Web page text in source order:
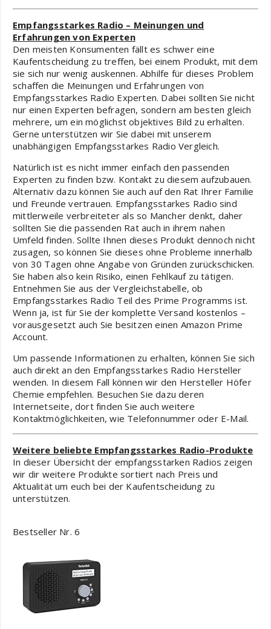
Empfangsstarkes Radio – Meinungen und
Erfahrungen von Experten
Den meisten Konsumenten fällt es schwer eine
Kaufentscheidung zu treffen, bei einem Produkt, mit dem
sie sich nur wenig auskennen. Abhilfe für dieses Problem
schaffen die Meinungen und Erfahrungen von
Empfangsstarkes Radio Experten. Dabei sollten Sie nicht
nur einen Experten befragen, sondern am besten gleich
mehrere, um ein möglichst objektives Bild zu erhalten.
Gerne unterstützen wir Sie dabei mit unserem
unabhängigen Empfangsstarkes Radio Vergleich.
Natürlich ist es nicht immer einfach den passenden
Experten zu finden bzw. Kontakt zu diesem aufzubauen.
Alternativ dazu können Sie auch auf den Rat Ihrer Familie
und Freunde vertrauen. Empfangsstarkes Radio sind
mittlerweile verbreiteter als so Mancher denkt, daher
sollten Sie die passenden Rat auch in ihrem nahen
Umfeld finden. Sollte Ihnen dieses Produkt dennoch nicht
zusagen, so können Sie dieses ohne Probleme innerhalb
von 30 Tagen ohne Angabe von Gründen zurückschicken.
Sie haben also kein Risiko, einen Fehlkauf zu tätigen.
Entnehmen Sie aus der Vergleichstabelle, ob
Empfangsstarkes Radio Teil des Prime Programms ist.
Wenn ja, ist für Sie der komplette Versand kostenlos –
vorausgesetzt auch Sie besitzen einen Amazon Prime
Account.
Um passende Informationen zu erhalten, können Sie sich
auch direkt an den Empfangsstarkes Radio Hersteller
wenden. In diesem Fall können wir den Hersteller Höfer
Chemie empfehlen. Besuchen Sie dazu deren
Internetseite, dort finden Sie auch weitere
Kontaktmöglichkeiten, wie Telefonnummer oder E-Mail.
Weitere beliebte Empfangsstarkes Radio-Produkte
In dieser Übersicht der empfangsstarken Radios zeigen
wir dir weitere Produkte sortiert nach Preis und
Aktualität um euch bei der Kaufentscheidung zu
unterstützen.
Bestseller Nr. 6